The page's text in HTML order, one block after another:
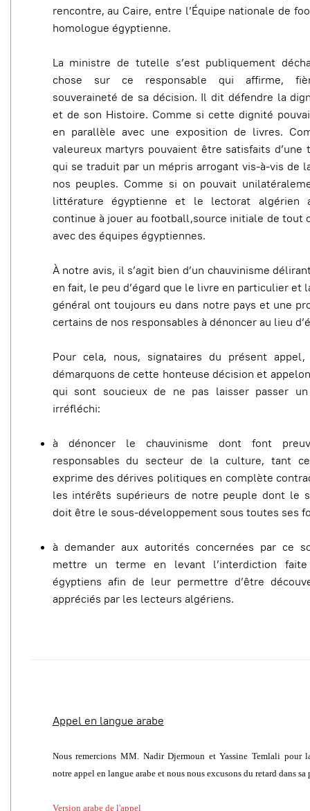
rencontre, au Caire, entre l’Équipe nationale de
homologue égyptienne.
La ministre de tutelle s’est publiquement
chose sur ce responsable qui affirme,
souveraineté de sa décision. Il dit défendre la
et de son Histoire. Comme si cette dignité
en parallèle avec une exposition de livres.
valeureux martyrs pouvaient être satisfaits d’une
qui se traduit par un mépris arrogant vis-à-vis de
nos peuples. Comme si on pouvait
littérature égyptienne et le lectorat algérien
continue à jouer au football,source initiale de tout
avec des équipes égyptiennes.
À notre avis, il s’agit bien d’un chauvinisme
en fait, le peu d’égard que le livre en particulier et
général ont toujours eu dans notre pays et une
certains de nos responsables à dénoncer au lieu
Pour cela, nous, signataires du présent
démarquons de cette honteuse décision et
qui sont soucieux de ne pas laisser passer
irréfléchi:
à dénoncer le chauvinisme dont font
responsables du secteur de la culture, tant
exprime des dérives politiques en complète
les intérêts supérieurs de notre peuple dont le
doit être le sous-développement sous toutes ses
à demander aux autorités concernées par ce
mettre un terme en levant l’interdiction
égyptiens afin de leur permettre d’être
appréciés par les lecteurs algériens.
Appel en langue arabe
Nous remercions MM. Nadir Djermoun etYassine Temlali pour
notre appel en langue arabe etnous nous excusons du retard dans
Version arabe de l'appel